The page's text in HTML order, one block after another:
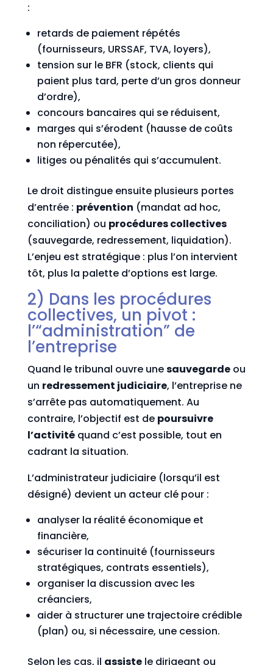
:
retards de paiement répétés
(fournisseurs, URSSAF, TVA, loyers),
tension sur le BFR (stock, clients qui
paient plus tard, perte d’un gros donneur
d’ordre),
concours bancaires qui se réduisent,
marges qui s’érodent (hausse de coûts
non répercutée),
litiges ou pénalités qui s’accumulent.
Le droit distingue ensuite plusieurs portes
d’entrée : prévention (mandat ad hoc,
conciliation) ou procédures collectives
(sauvegarde, redressement, liquidation).
L’enjeu est stratégique : plus l’on intervient
tôt, plus la palette d’options est large.
2) Dans les procédures
collectives, un pivot :
l’“administration” de
l’entreprise
Quand le tribunal ouvre unesauvegardeou
un redressement judiciaire, l’entreprise ne
s’arrête pas automatiquement. Au
contraire, l’objectif est de poursuivre
l’activitéquand c’est possible, tout en
cadrant la situation.
L’administrateur judiciaire (lorsqu’il est
désigné) devient un acteur clé pour :
analyser la réalité économique et
financière,
sécuriser la continuité (fournisseurs
stratégiques, contrats essentiels),
organiser la discussion avec les
créanciers,
aider à structurer une trajectoire crédible
(plan) ou, si nécessaire, une cession.
Selon les cas, il assistele dirigeant ou